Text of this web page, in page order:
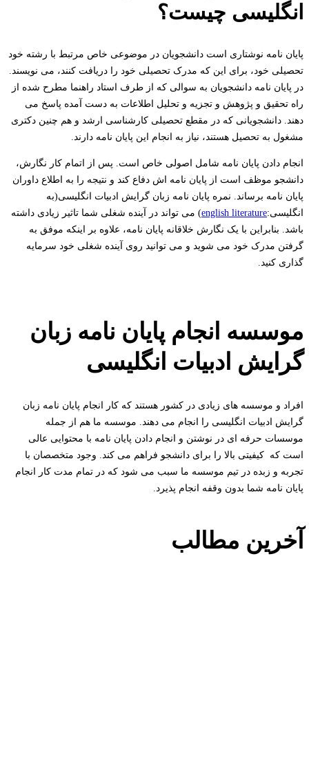
انگلیسی چیست؟
پایان نامه نوشتاری است دانشجویان در موضوعی خاص مرتبط با رشته خود
تحصیلی خود، برای این که مدرک تحصیلی خود را دریافت کنند، می نویسند.
در پایان نامه دانشجویان به سوالی که از طرف استاد راهنما مطرح شده از
راه تحقیق و پژوهش و تجزیه و تحلیل اطلاعات به دست آمده پاسخ می
دهند. دانشجویانی که در مقطع تحصیلی کارشناسی ارشد و هم چنین دکتری
مشغول به تحصیل هستند، نیاز به انجام این پایان نامه دارند.
انجام دادن پایان نامه شامل اصولی خاص است. پس از اتمام کار نگارش،
دانشجو موظف است از پایان نامه اش دفاع کند و نتیجه را به اطلاع داوران
پایان نامه برساند. نمره پایان نامه زبان گرایش ادبیات انگلیسی(به
انگلیسی:english literature) می تواند در آینده شغلی شما تاثیر زیادی داشته
باشد. بنابراین با یک نگارش خلاقانه پایان نامه، علاوه بر اینکه موفق به
گرفتن مدرک خود می شوید و می توانید روی آینده شغلی خود سرمایه
گذاری کنید.
موسسه انجام پایان نامه زبان
گرایش ادبیات انگلیسی
افراد و موسسه های زیادی در کشور هستند که کار انجام پایان نامه زبان
گرایش ادبیات انگلیسی را انجام می دهند. موسسه ما هم از جمله
موسسات حرفه ای در نوشتن و انجام دادن پایان نامه با محتوایی عالی
است که کیفیتی بالا را برای دانشجو فراهم می کند. وجود متخصصان با
تجربه و زبده در تیم موسسه ما سبب می شود که در تمام مدت کار انجام
پایان نامه شما بدون وقفه انجام پذیرد.
آخرین مطالب